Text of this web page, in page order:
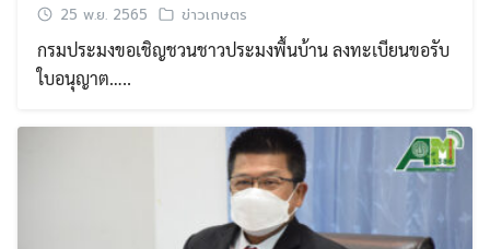
25 พ.ย. 2565 ข่าวเกษตร
กรมประมงขอเชิญชวนชาวประมงพื้นบ้าน ลงทะเบียนขอรับ
ใบอนุญาต…..